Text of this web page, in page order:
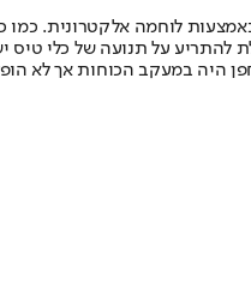
לוחמה אלקטרונית. כמו
להתריע על תנועה של כלי טיס
היה במעקב הכוחות אך לא